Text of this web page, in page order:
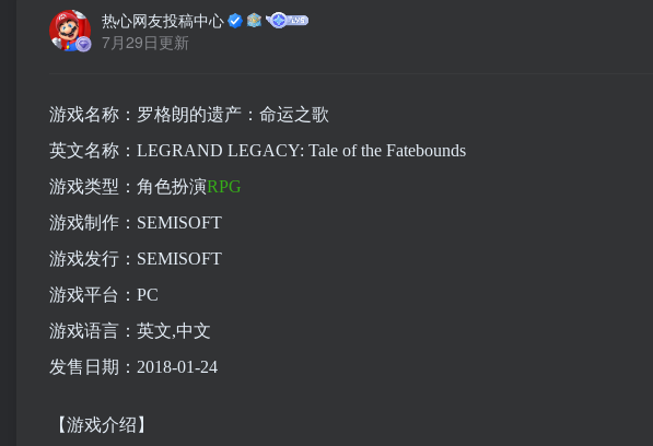
热心网友投稿中心
7月29日更新
游戏名称：罗格朗的遗产：命运之歌
英文名称：LEGRAND LEGACY: Tale of the Fatebounds
游戏类型：角色扮演RPG
游戏制作：SEMISOFT
游戏发行：SEMISOFT
游戏平台：PC
游戏语言：英文,中文
发售日期：2018-01-24
【游戏介绍】